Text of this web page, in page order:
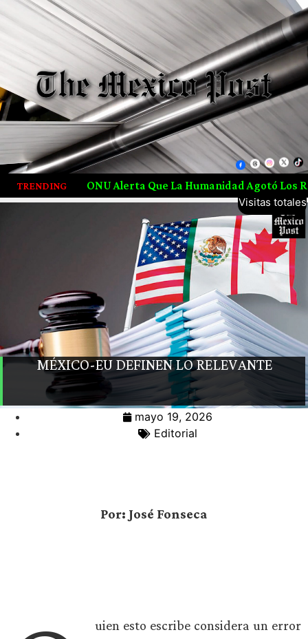
Visitas totales
5,702,156
TRENDING
Alerta Que La Humanidad Agotó Los Recursos Naturales
MÉXICO-EU DEFINEN LO RELEVANTE
mayo 19, 2026
Editorial
Por: José Fonseca
uien esto escribe considera un error